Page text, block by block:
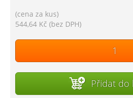
(cena za kus)
544,64 Kč (bez DPH)
Přidat do